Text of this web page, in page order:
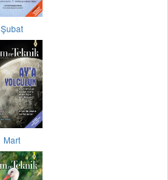
Şubat
Mart